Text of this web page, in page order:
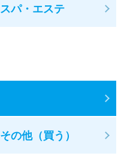
スパ・エステ
その他（買う）